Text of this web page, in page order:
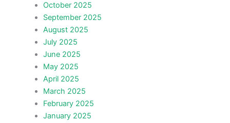
October 2025
September 2025
August 2025
July 2025
June 2025
May 2025
April 2025
March 2025
February 2025
January 2025